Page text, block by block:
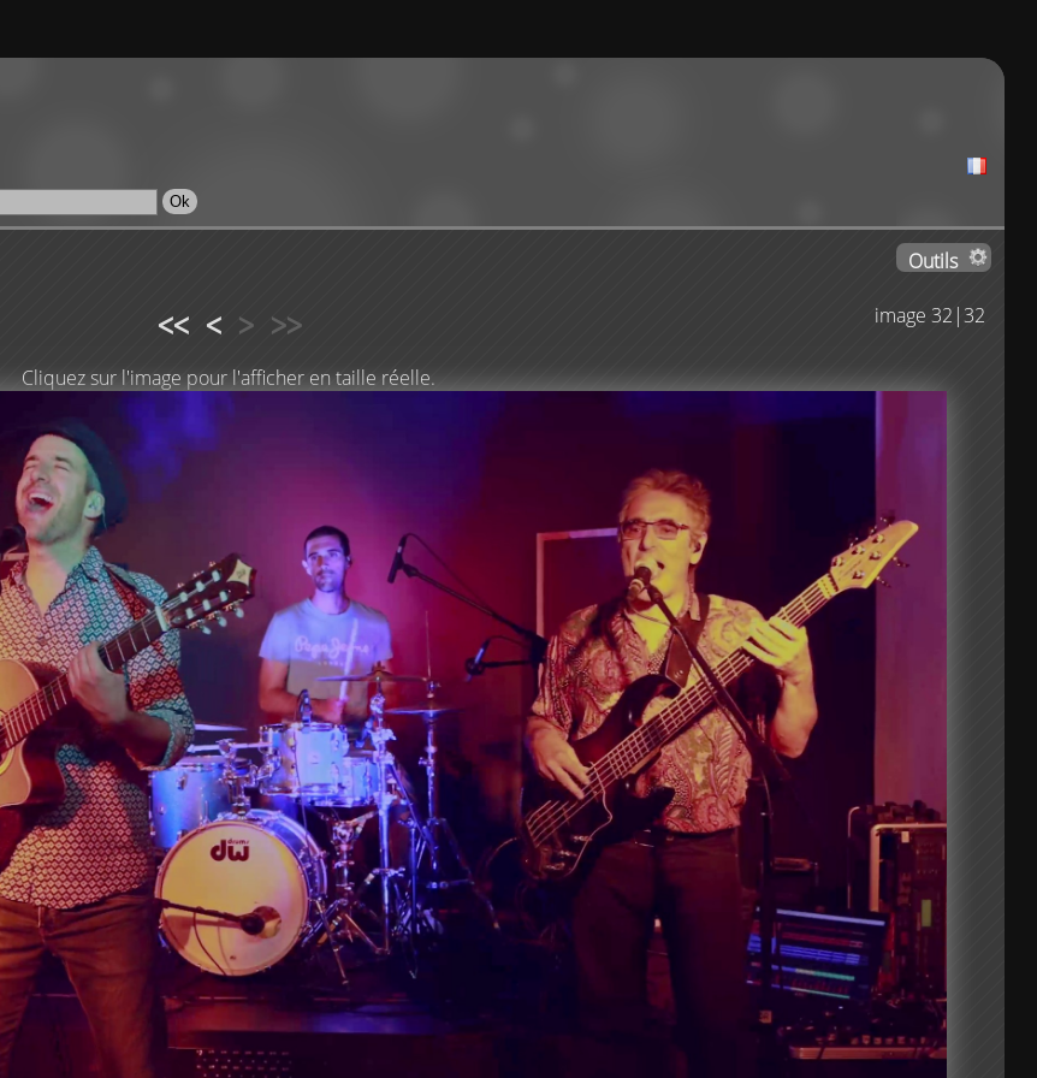
Outils
image 32|32
<< < > >>
Cliquez sur l'image pour l'afficher en taille réelle.